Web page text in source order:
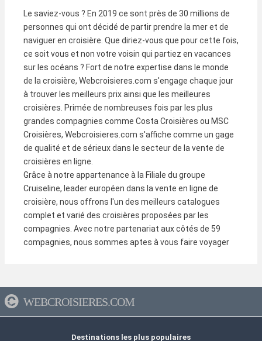
Le saviez-vous ? En 2019 ce sont près de 30 millions de
personnes qui ont décidé de partir prendre la mer et de
naviguer en croisière. Que diriez-vous que pour cette fois,
ce soit vous et non votre voisin qui partiez en vacances
sur les océans ? Fort de notre expertise dans le monde
de la croisière, Webcroisieres.com s'engage chaque jour
à trouver les meilleurs prix ainsi que les meilleures
croisières. Primée de nombreuses fois par les plus
grandes compagnies comme Costa Croisières ou MSC
Croisières, Webcroisieres.com s'affiche comme un gage
de qualité et de sérieux dans le secteur de la vente de
croisières en ligne.
Grâce à notre appartenance à la Filiale du groupe
Cruiseline, leader européen dans la vente en ligne de
croisière, nous offrons l'un des meilleurs catalogues
complet et varié des croisières proposées par les
compagnies. Avec notre partenariat aux côtés de 59
compagnies, nous sommes aptes à vous faire voyager
modernes, comme le RS Romuald, navire 100% hybride,
WEBCROISIERES.COM
Destinations les plus populaires